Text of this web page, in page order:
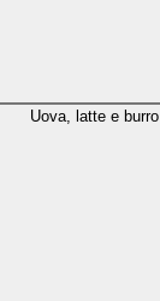
Uova, latte e burro